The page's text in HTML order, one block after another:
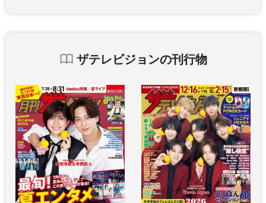
ザテレビジョンの刊行物